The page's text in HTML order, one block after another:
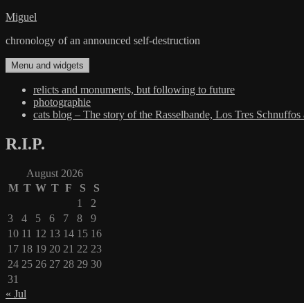
Skip
content
Miguel
chronology of an announced self-destruction
Menu and widgets
relicts and monuments, but following to future
photographie
cats blog – The story of the Rasselbande, Los Tres
R.I.P.
August 2026
M T W T F S
S
1
2
3
4 5 6 7 8
9
10 11 12 13 14 15 16
17 18 19 20 21 22 23
24 25 26 27 28 29 30
31
« Jul